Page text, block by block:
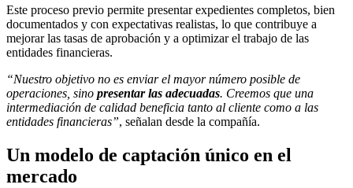
Este proceso previo permite presentar expedientes completos, bien
documentados y con expectativas realistas, lo que contribuye a
mejorar las tasas de aprobación y a optimizar el trabajo de las
entidades financieras.
“Nuestro objetivo no es enviar el mayor número posible de
operaciones, sino presentar las adecuadas. Creemos que una
intermediación de calidad beneficia tanto al cliente como a las
entidades financieras”, señalan desde la compañía.
Un modelo de captación único en el
mercado